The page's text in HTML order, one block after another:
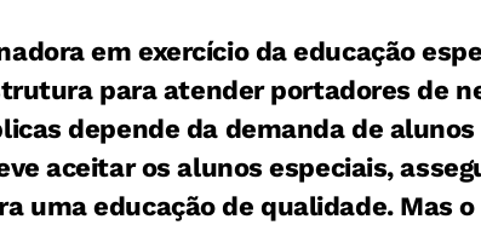
em exercício da educação
para atender portadores de
depende da demanda de
aceitar os alunos especiais,
uma educação de qualidade. Mas